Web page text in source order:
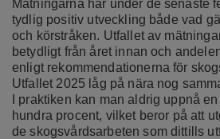
Mätningarna har under de senaste
tydlig positiv utveckling både vad
och körstråken. Utfallet av
betydligt från året innan och
enligt rekommendationerna för
Utfallet 2025 låg på nära nog
I praktiken kan man aldrig uppnå
hundra procent, vilket beror på att
de skogsvårdsarbeten som dittills